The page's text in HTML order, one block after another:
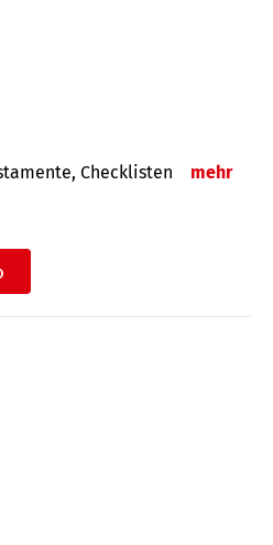
Checklisten mehr